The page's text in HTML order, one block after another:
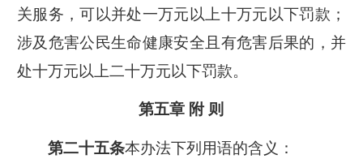
关服务，可以并处一万元以上十万元以下罚款；
涉及危害公民生命健康安全且有危害后果的，并
处十万元以上二十万元以下罚款。
第五章 附 则
第二十五条本办法下列用语的含义：